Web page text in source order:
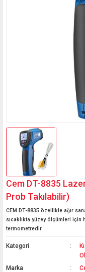
Cem DT-8835
Prob Takılabilir)
CEM DT-8835 özellikle ağır
sıcaklıkta yüzey ölçümleri için
termometredir.
Kategori
Marka
Boya Tartım Terazileri
Mini Termometreler
Oda Termometreleri
Uzun Problu Yığın
Sıcaklık Ölçerler
İbreli Mekanik
Havuz Ölçüm
Termokupl ve Prob
Okuyucu Çeşitleri
Fırın Termometreleri
Sauna Ölçüm
Transpalet Basküller
Seyyar-Taşınabilir
Yazıcılı Kantar
Kaçak Akım